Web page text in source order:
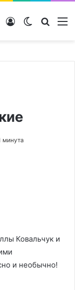
Switch skin
Войти
минута
Ковальчук и
и необычно!